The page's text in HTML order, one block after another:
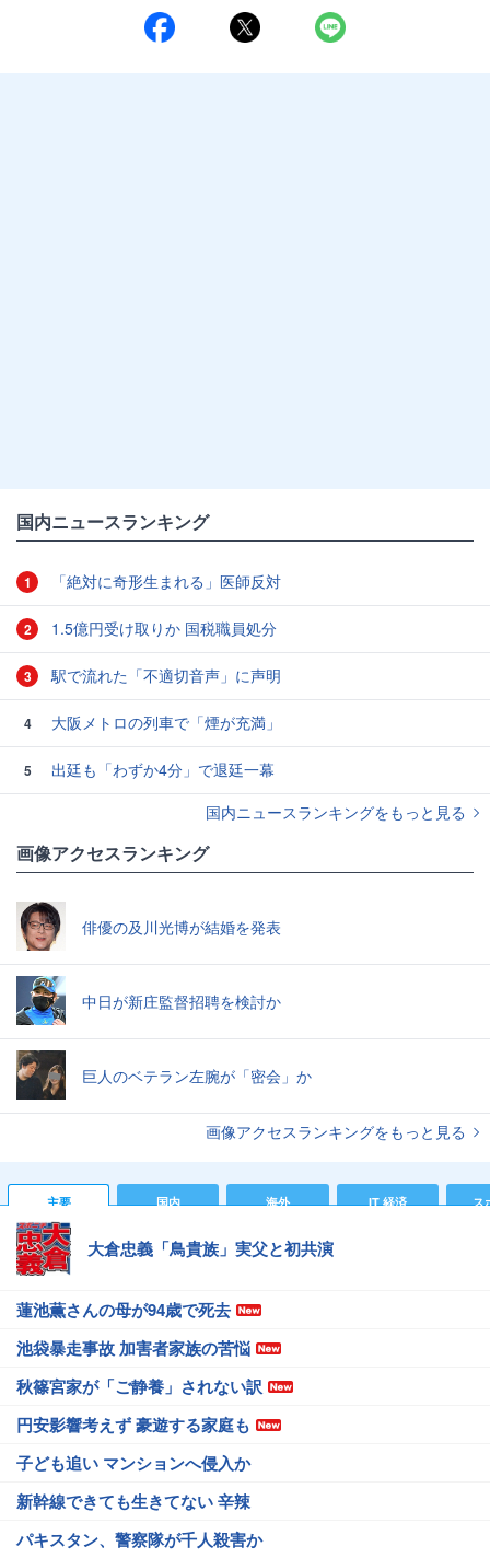
国内ニュースランキング
1 「絶対に奇形生まれる」医師反対
2 1.5億円受け取りか 国税職員処分
3 駅で流れた「不適切音声」に声明
4 大阪メトロの列車で「煙が充満」
5
出廷も「わずか4分」で退廷一幕
国内ニュースランキングをもっと見る
画像アクセスランキング
俳優の及川光博が結婚を発表
中日が新庄監督招聘を検討か
巨人のベテラン左腕が「密会」か
画像アクセスランキングをもっと見る
主要 国内 海外 IT 経済 ス
大倉忠義「鳥貴族」実父と初共演
蓮池薫さんの母が94歳で死去
池袋暴走事故 加害者家族の苦悩
秋篠宮家が「ご静養」されない訳
円安影響考えず 豪遊する家庭も
子ども追い マンションへ侵入か
新幹線できても生きてない 辛辣
パキスタン、警察隊が千人殺害か